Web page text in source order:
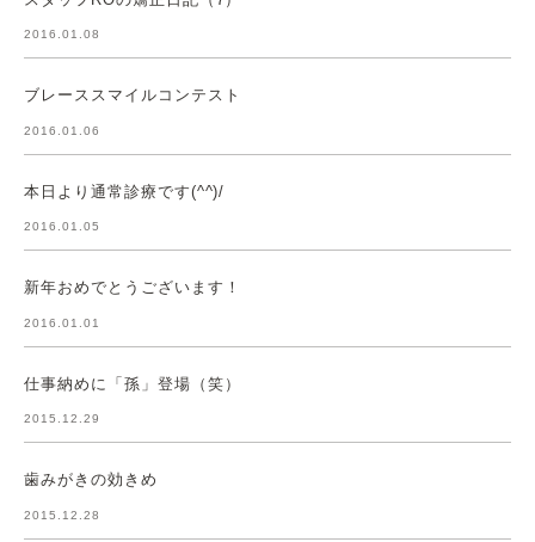
2016.01.08
ブレーススマイルコンテスト
2016.01.06
本日より通常診療です(^^)/
2016.01.05
新年おめでとうございます！
2016.01.01
仕事納めに「孫」登場（笑）
2015.12.29
歯みがきの効きめ
2015.12.28